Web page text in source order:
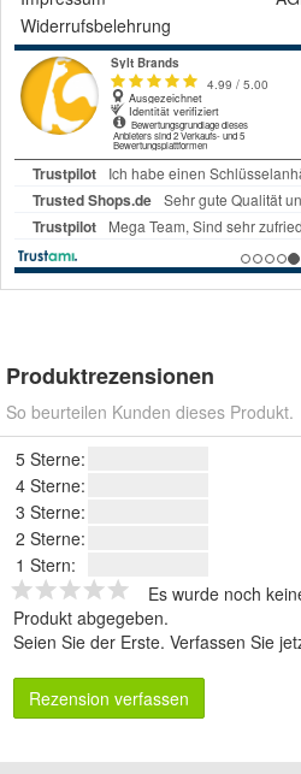
Widerrufsbelehrung
Produktrezensionen
So beurteilen Kunden dieses Produkt.
5 Sterne:
4 Sterne:
3 Sterne:
2 Sterne:
1 Stern:
Es wurde noch
Produkt abgegeben.
Seien Sie der Erste. Verfassen Sie
Rezension verfassen